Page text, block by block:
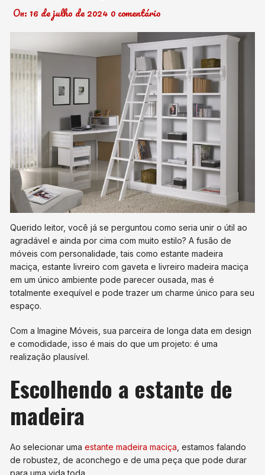
On: 16 de julho de 2024 0 comentário
Querido leitor, você já se perguntou como seria unir o útil ao
agradável e ainda por cima com muito estilo? A fusão de
móveis com personalidade, tais como estante madeira
maciça, estante livreiro com gaveta e livreiro madeira maciça
em um único ambiente pode parecer ousada, mas é
totalmente exequível e pode trazer um charme único para seu
espaço.
Com a Imagine Móveis, sua parceira de longa data em design
e comodidade, isso é mais do que um projeto: é uma
realização plausível.
Escolhendo a estante de
madeira
Ao selecionar umaestante madeira maciça , estamos falando
de robustez, de aconchego e de uma peça que pode durar
para uma vida toda.